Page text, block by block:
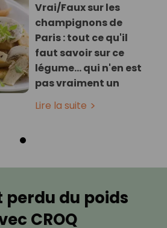
Vrai/Faux sur les
champignons de
Paris : tout ce qu'il
faut savoir sur ce
légume… qui n'en est
pas vraiment un
Lire la suite
perdu du poids
CROQ